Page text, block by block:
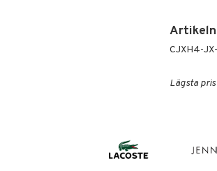
CJXH4-
Lägsta